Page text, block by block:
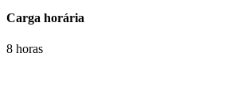
Carga horária
8 horas